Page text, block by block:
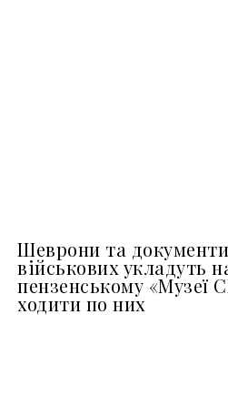
Шеврони та
військових укладуть
пензенському «Музеї
ходити по них